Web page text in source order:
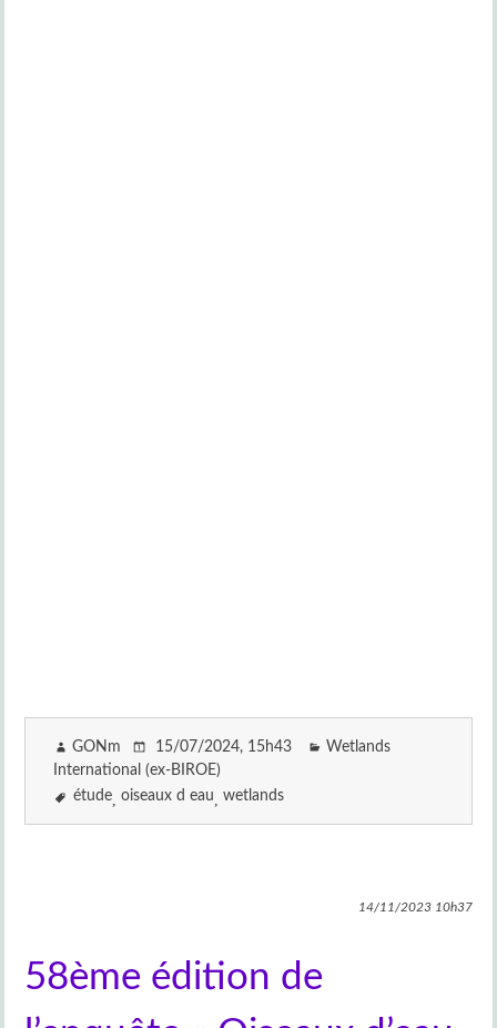
GONm 15/07/2024, 15h43
Wetlands
International (ex-BIROE)
étude oiseaux d eau wetlands
14/11/202310h37
58ème édition de